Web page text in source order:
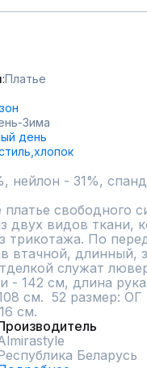
Платье
Зима
день
хлопок
нейлон - 31%,
свободного
двух видов ткани,
трикотажа. По
втачной, длинный,
служат
- 142 см, длина
см.  52 размер: ОГ
см.
Беларусь